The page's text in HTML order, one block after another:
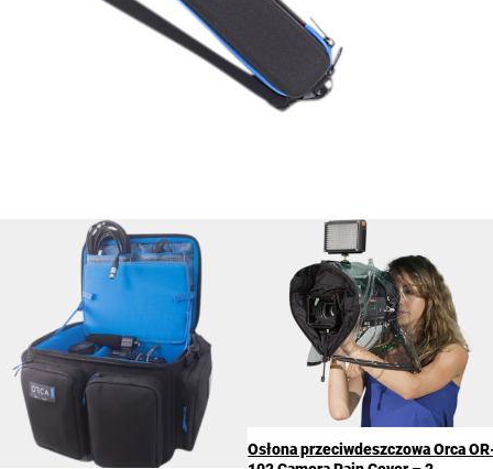
y
f
u
t
e
r
a
ł
n
a
Osłona przeciwdeszczowa Orca